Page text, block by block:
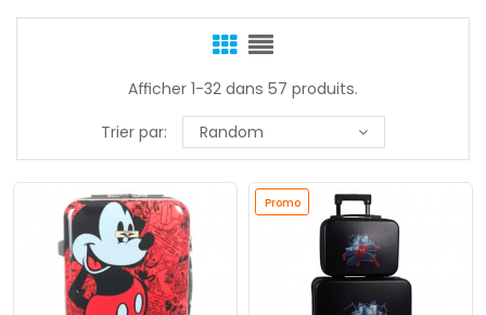
Afficher 1-32 dans 57 produits.
Trier par:
Random
Promo